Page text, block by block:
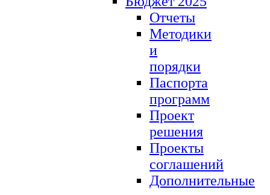
Отчеты
Методики
и
порядки
Паспорта
программ
Проект
решения
Проекты
соглашений
Дополнительные